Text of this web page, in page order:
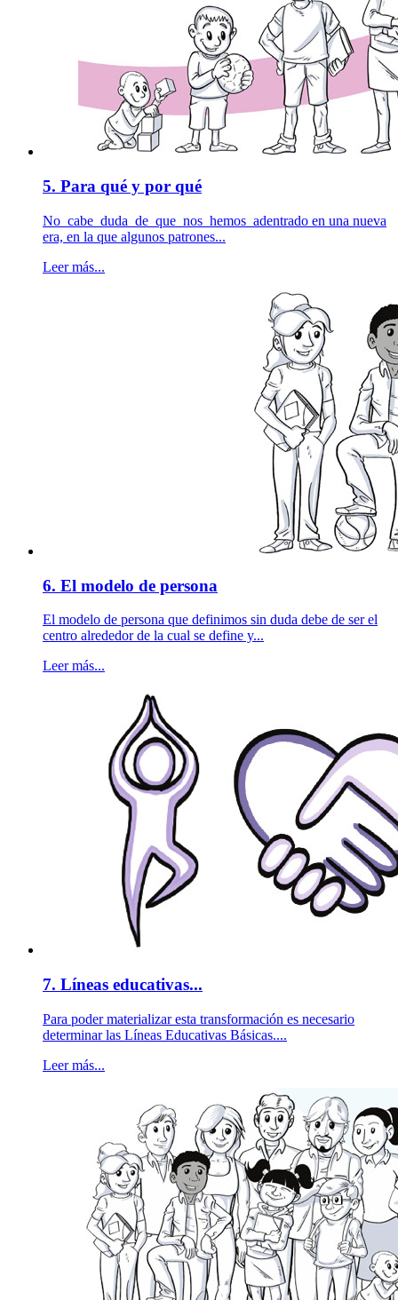
5. Para qué y por qué
No cabe duda de que nos hemos adentrado en una nueva
era, en la que algunos patrones...
Leer más...
6. El modelo de persona
El modelo de persona que definimos sin duda debe de ser el
centro alrededor de la cual se define y...
Leer más...
7. Líneas educativas...
Para poder materializar esta transformación es necesario
determinar las Líneas Educativas Básicas....
Leer más...